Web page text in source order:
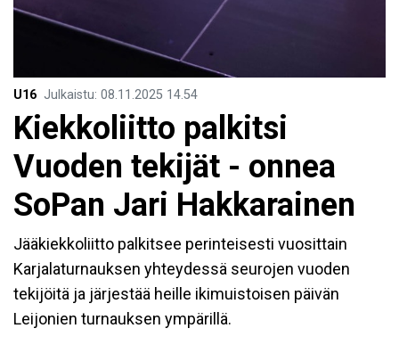
U16 Julkaistu: 08.11.2025 14.54
Kiekkoliitto palkitsi
Vuoden tekijät - onnea
SoPan Jari Hakkarainen
Jääkiekkoliitto palkitsee perinteisesti vuosittain
Karjalaturnauksen yhteydessä seurojen vuoden
tekijöitä ja järjestää heille ikimuistoisen päivän
Leijonien turnauksen ympärillä.